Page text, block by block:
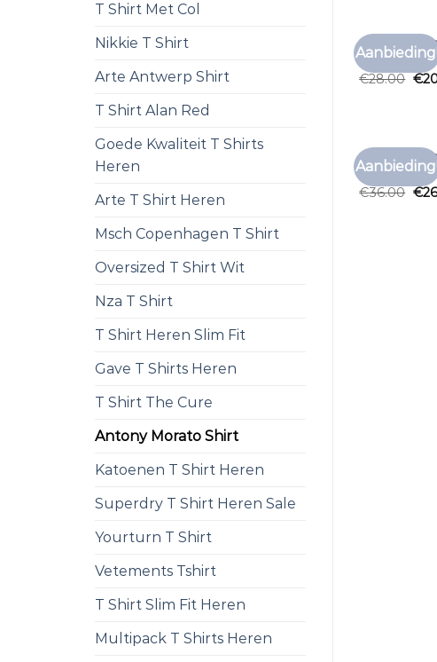
T Shirt Met Col
Nikkie T Shirt
Arte Antwerp Shirt
T Shirt Alan Red
Goede Kwaliteit T Shirts
Heren
Arte T Shirt Heren
Msch Copenhagen T Shirt
Oversized T Shirt Wit
Nza T Shirt
T Shirt Heren Slim Fit
Gave T Shirts Heren
T Shirt The Cure
Antony Morato Shirt
Katoenen T Shirt Heren
Superdry T Shirt Heren Sale
Yourturn T Shirt
Vetements Tshirt
T Shirt Slim Fit Heren
Multipack T Shirts Heren
ANTONY
antony
€28.00 €
ANTONY
antony
€36.00 €